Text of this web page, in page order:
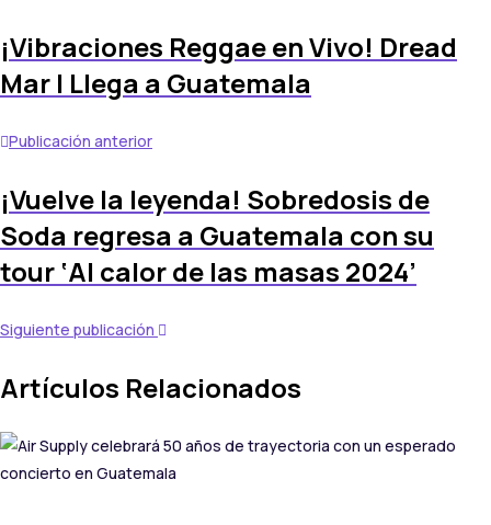
¡Vibraciones Reggae en Vivo! Dread
Mar I Llega a Guatemala
Publicación anterior
¡Vuelve la leyenda! Sobredosis de
Soda regresa a Guatemala con su
tour ‘Al calor de las masas 2024’
Siguiente publicación
Artículos Relacionados